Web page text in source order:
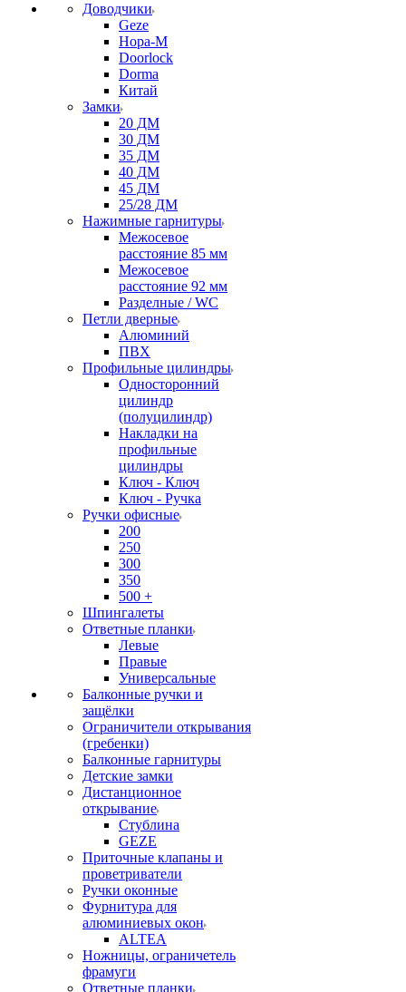
Доводчики
Geze
Нора-М
Doorlock
Dorma
Китай
Замки
20 ДМ
30 ДМ
35 ДМ
40 ДМ
45 ДМ
25/28 ДМ
Нажимные гарнитуры
Межосевое
расстояние 85 мм
Межосевое
расстояние 92 мм
Разделные / WC
Петли дверные
Алюминий
ПВХ
Профильные цилиндры
Односторонний
цилиндр
(полуцилиндр)
Накладки на
профильные
цилиндры
Ключ - Ключ
Ключ - Ручка
Ручки офисные
200
250
300
350
500 +
Шпингалеты
Ответные планки
Левые
Правые
Универсальные
Балконные ручки и
защёлки
Ограничители открывания
(гребенки)
Балконные гарнитуры
Детские замки
Дистанционное
открывание
Стублина
GEZE
Приточные клапаны и
проветриватели
Ручки оконные
Фурнитура для
алюминиевых окон
ALTEA
Ножницы, ограничетель
фрамуги
Ответные планки